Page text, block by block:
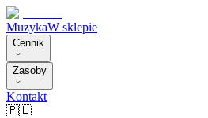
MuzykaW sklepie
Cennik
Zasoby
Kontakt
🇵🇱